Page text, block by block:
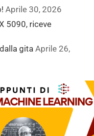
Aprile 30, 2026
5090, riceve
gita Aprile 26,